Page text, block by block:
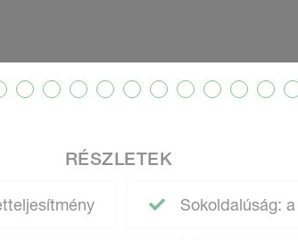
RÉSZLETEK
Sokoldalúság: